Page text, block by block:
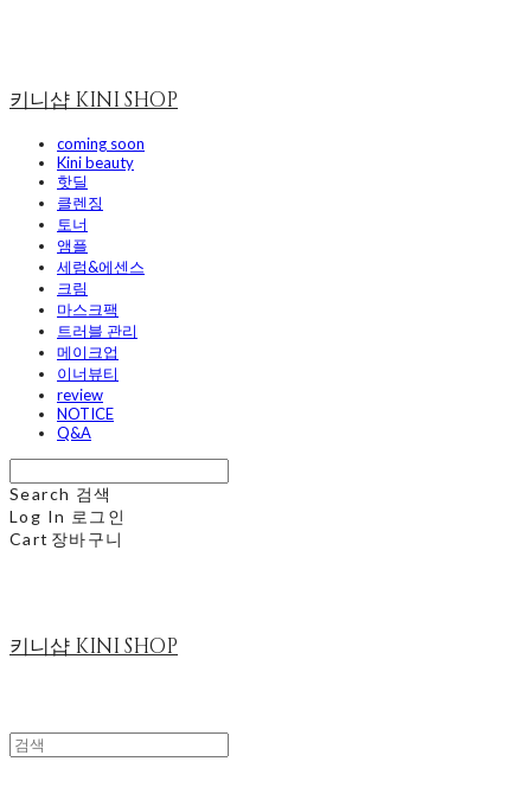
키니샵 KINI SHOP
coming soon
Kini beauty
핫딜
클렌징
토너
앰플
세럼&에센스
크림
마스크팩
트러블 관리
메이크업
이너뷰티
review
NOTICE
Q&A
Search 검색
Log In 로그인
Cart 장바구니
키니샵 KINI SHOP